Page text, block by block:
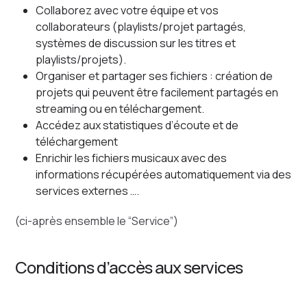
Collaborez avec votre équipe et vos
collaborateurs (playlists/projet partagés,
systèmes de discussion sur les titres et
playlists/projets).
Organiser et partager ses fichiers : création de
projets qui peuvent être facilement partagés en
streaming ou en téléchargement.
Accédez aux statistiques d’écoute et de
téléchargement
Enrichir les fichiers musicaux avec des
informations récupérées automatiquement via des
services externes ….
(ci-après ensemble le “Service”)
Conditions d’accès aux services